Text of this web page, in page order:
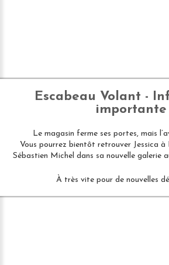
Escabeau Volant -
importante
Le magasin ferme ses portes, mais
Vous pourrez bientôt retrouver Jessica à
Sébastien Michel dans sa nouvelle galerie
À très vite pour de nouvelles